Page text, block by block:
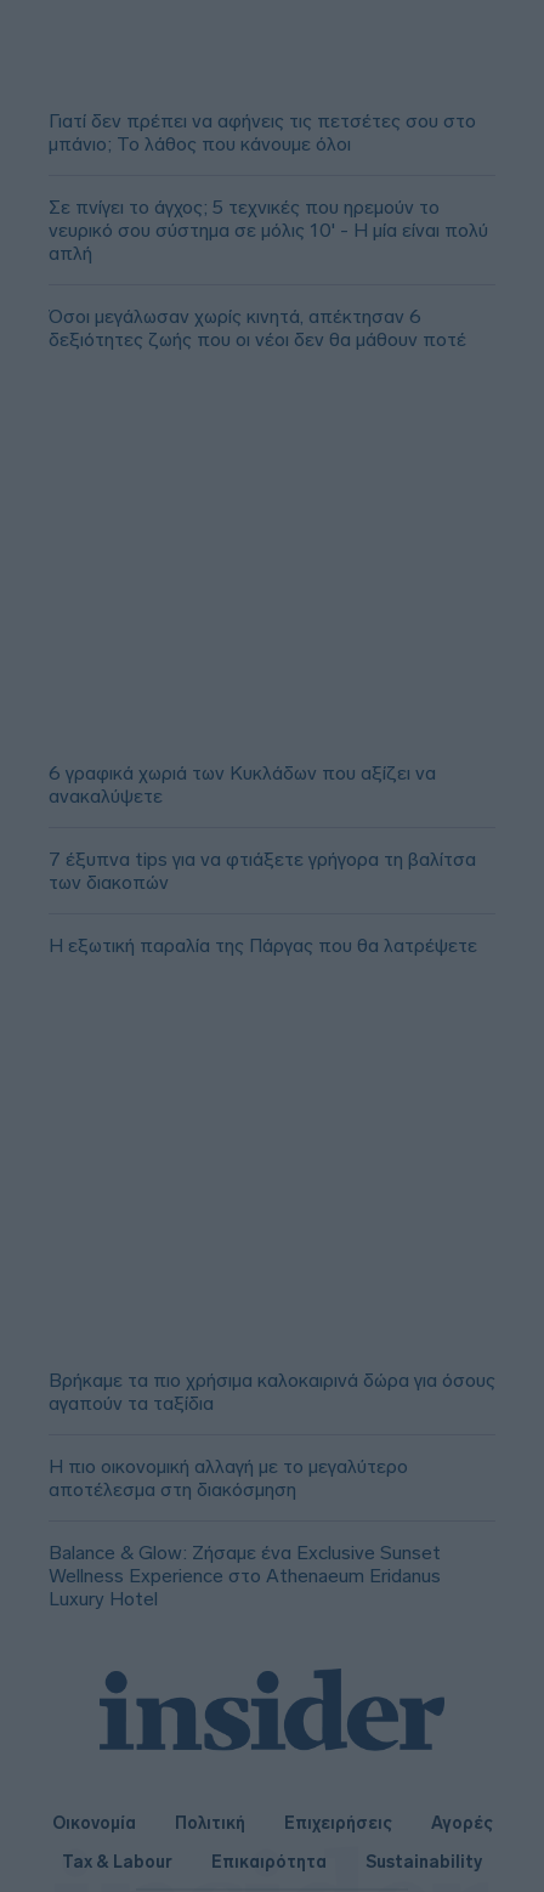
Γιατί δεν πρέπει να αφήνεις τις πετσέτες σου στο
μπάνιο; Το λάθος που κάνουμε όλοι
Σε πνίγει το άγχος; 5 τεχνικές που ηρεμούν το
νευρικό σου σύστημα σε μόλις 10' - Η μία είναι πολύ
απλή
Όσοι μεγάλωσαν χωρίς κινητά, απέκτησαν 6
δεξιότητες ζωής που οι νέοι δεν θα μάθουν ποτέ
6 γραφικά χωριά των Κυκλάδων που αξίζει να
ανακαλύψετε
7 έξυπνα tips για να φτιάξετε γρήγορα τη βαλίτσα
των διακοπών
Η εξωτική παραλία της Πάργας που θα λατρέψετε
Βρήκαμε τα πιο χρήσιμα καλοκαιρινά δώρα για όσους
αγαπούν τα ταξίδια
Η πιο οικονομική αλλαγή με το μεγαλύτερο
αποτέλεσμα στη διακόσμηση
Balance & Glow: Ζήσαμε ένα Exclusive Sunset
Wellness Experience στο Athenaeum Eridanus
Luxury Hotel
Οικονομία Πολιτική Επιχειρήσεις
Αγορές
Tax & Labour
Επικαιρότητα Sustainability